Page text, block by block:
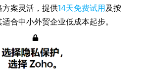
方案灵活，提供14天免费试用 及按
合中小外贸企业低成本起步。